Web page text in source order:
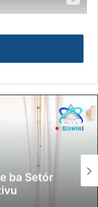
ba Setór